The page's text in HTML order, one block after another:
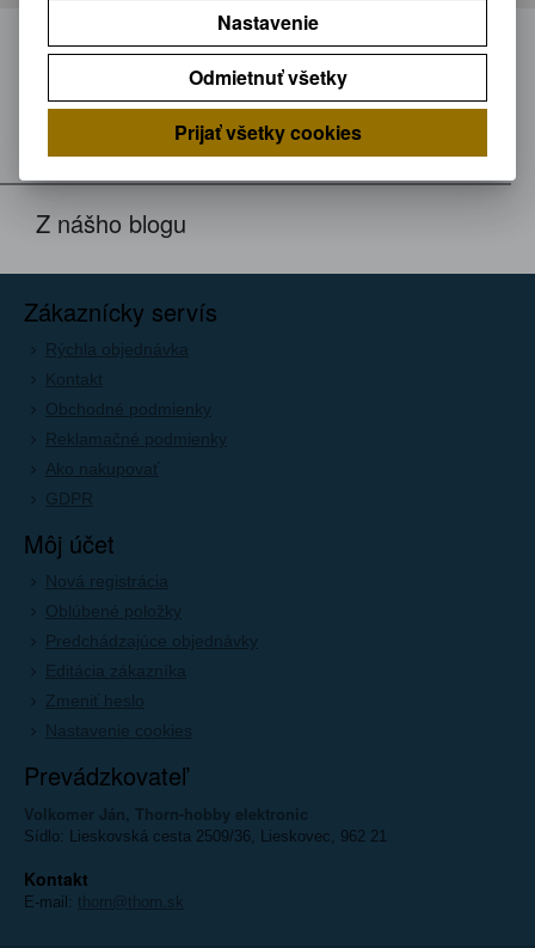
ODBER NOVINIEK
Prihláste sa k odberu noviniek
Z nášho blogu
Zákaznícky servís
Rýchla objednávka
Kontakt
Obchodné podmienky
Reklamačné podmienky
Ako nakupovať
GDPR
Môj účet
Nová registrácia
Oblúbené položky
Predchádzajúce objednávky
Editácia zákazníka
Zmeniť heslo
Nastavenie cookies
Prevádzkovateľ
Volkomer Ján, Thorn-hobby elektronic
Sídlo: Lieskovská cesta 2509/36, Lieskovec, 962 21
Kontakt
E-mail: thorn@thorn.sk
Nastavenie
Odmietnuť všetky
Prijať všetky cookies